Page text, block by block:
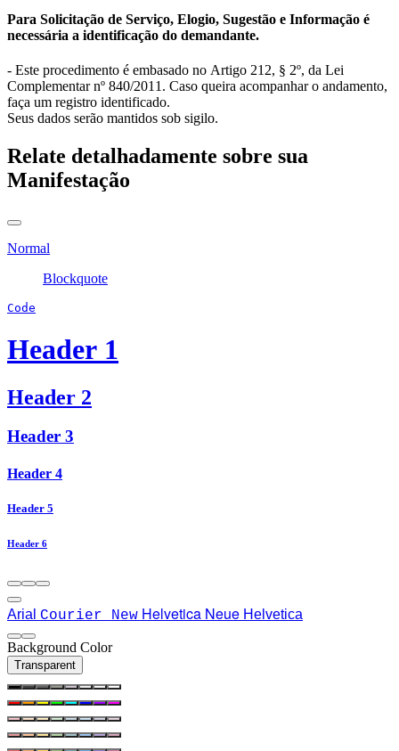
Para Solicitação de Serviço, Elogio, Sugestão e Informação é
necessária a identificação do demandante.
- Este procedimento é embasado no Artigo 212, § 2º, da Lei
Complementar nº 840/2011. Caso queira acompanhar o andamento,
faça um registro identificado.
Seus dados serão mantidos sob sigilo.
Relate detalhadamente sobre sua
Manifestação
Normal
Blockquote
Code
Header 1
Header 2
Header 3
Header 4
Header 5
Header 6
Arial Courier New Helvetica Neue Helvetica
Background Color
Transparent